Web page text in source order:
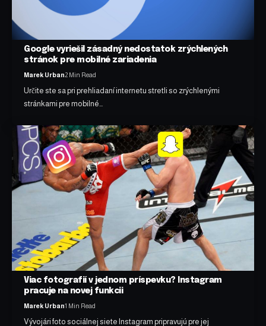
Google vyriešil zásadný nedostatok zrýchlených
stránok pre mobilné zariadenia
Marek Urban2 Min Read
Určite ste sa pri prehliadaní internetu stretli so zrýchlenými
stránkami pre mobilné…
Viac fotografií v jednom príspevku? Instagram
pracuje na novej funkcii
Marek Urban1 Min Read
Vývojári foto sociálnej siete Instagram pripravujú pre jej